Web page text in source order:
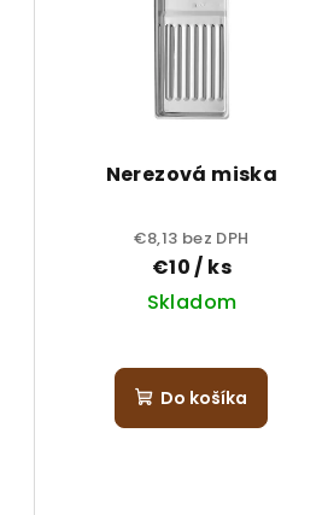
Nerezová miska
€8,13 bez DPH
€10/ ks
Skladom
Do košíka